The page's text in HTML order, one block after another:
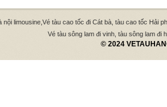
nội limousine,Vé tàu cao tốc đi Cát bà, tàu cao tốc Hải
Vé tàu sông lam đi vinh, tàu sông lam đi
© 2024